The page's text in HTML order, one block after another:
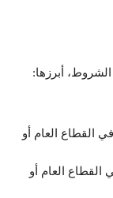
أبرزها:
القطاع العام أو
القطاع العام أو